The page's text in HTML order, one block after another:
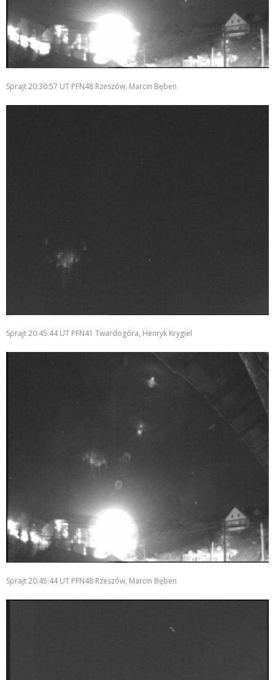
Sprajt 20:30:57 UT PFN48 Rzeszów, Marcin Bęben
Sprajt 20:45:44 UT PFN41 Twardogóra, Henryk Krygiel
Sprajt 20:45:44 UT PFN48 Rzeszów, Marcin Bęben